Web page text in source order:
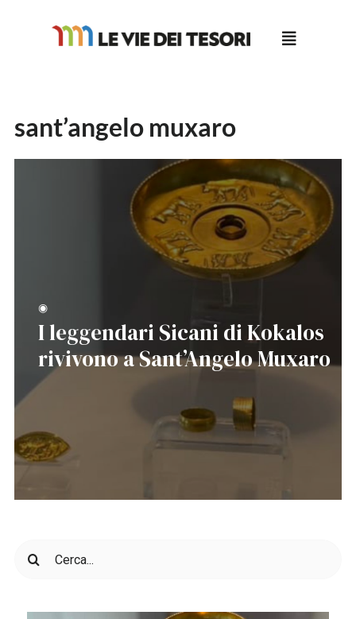
sant’angelo muxaro
◉
I leggendari Sicani di Kokalos
rivivono a Sant’Angelo Muxaro
per: